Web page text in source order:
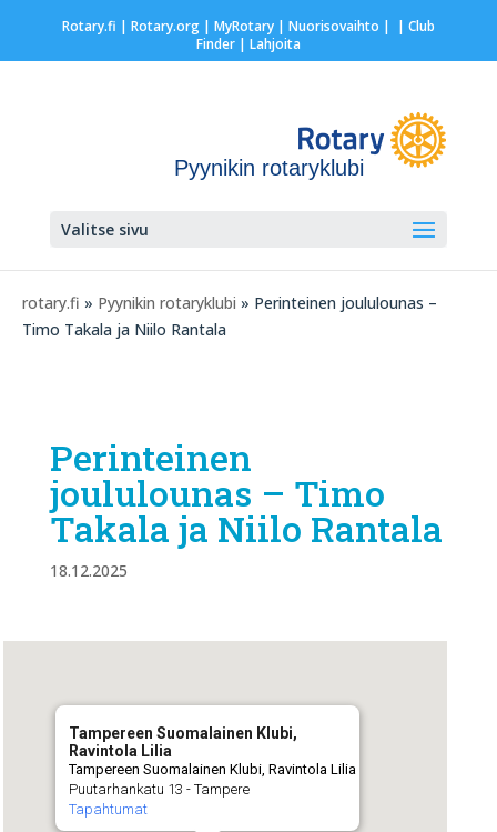
Rotary.fi | Rotary.org| MyRotary | Nuorisovaihto | | Club
Finder| Lahjoita
Pyynikin rotaryklubi
Valitse sivu
rotary.fi » Pyynikin rotaryklubi » Perinteinen joululounas –
Timo Takala ja Niilo Rantala
Perinteinen
joululounas – Timo
Takala ja Niilo Rantala
18.12.2025
Tampereen Suomalainen Klubi,
Ravintola Lilia
Tampereen Suomalainen Klubi, Ravintola Lilia
Puutarhankatu 13 - Tampere
Tapahtumat